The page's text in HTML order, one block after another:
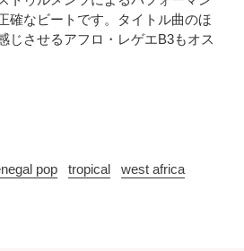
確なビートです。タイトル曲のほ
じさせるアフロ・レゲエB3もオス
pop tropical
west africa